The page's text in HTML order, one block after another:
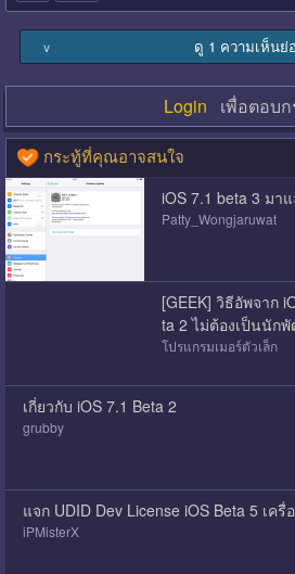
∨ ดู 1 ความเห็นย่
Login เพื่อตอบ
กระทู้ที่คุณอาจสนใจ
iOS 7.1 beta 3 มา
Patty_Wongjaruwat
[GEEK] วิธีอัพจาก
ta 2 ไม่ต้องเป็นนัก
โปรแกรมเมอร์ตัวเล็ก
เกี่ยวกับ iOS 7.1 Beta 2
grubby
แจก UDID Dev License iOS Beta 5 เครื่
iPMisterX